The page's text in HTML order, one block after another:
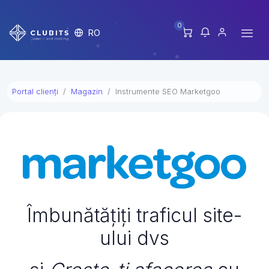
RO
0
Portal clienți Magazin Instrumente SEO Marketgoo
Îmbunătățiți traficul site-
ului dvs